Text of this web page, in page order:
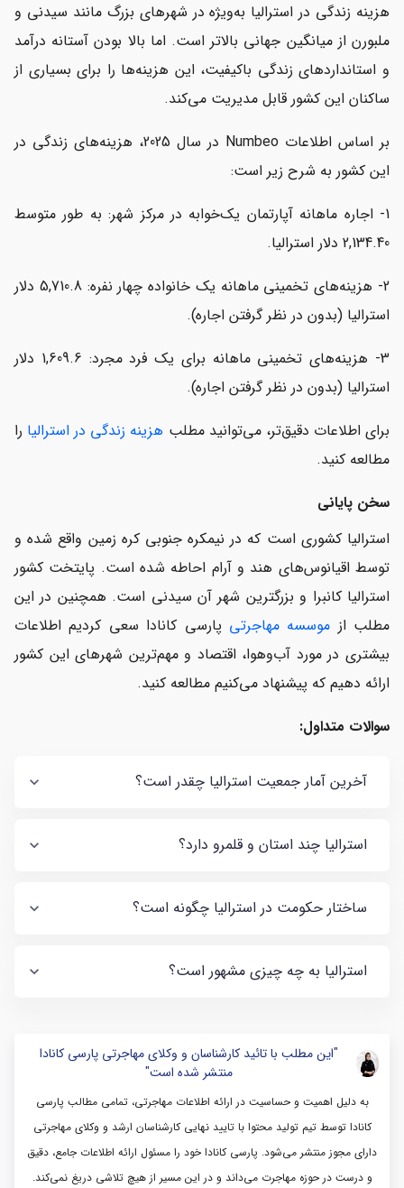
هزینه زندگی در استرالیا به‌ویژه در شهرهای بزرگ مانند سیدنی و
ملبورن از میانگین جهانی بالاتر است. اما بالا بودن آستانه درآمد
و استانداردهای زندگی باکیفیت، این هزینه‌ها را برای بسیاری از
ساکنان این کشور قابل مدیریت می‌کند.
بر اساس اطلاعات Numbeo در سال 2025، هزینه‌های زندگی در
این کشور به شرح زیر است:
1- اجاره ماهانه آپارتمان یک‌خوابه در مرکز شهر: به طور متوسط
2,134.40 دلار استرالیا.
2- هزینه‌های تخمینی ماهانه یک خانواده چهار نفره: 5,710.8 دلار
استرالیا (بدون در نظر گرفتن اجاره).
3- هزینه‌های تخمینی ماهانه برای یک فرد مجرد: 1,609.6 دلار
استرالیا (بدون در نظر گرفتن اجاره).
برای اطلاعات دقیق‌تر، می‌توانید مطلب هزینه زندگی در استرالیا را
مطالعه کنید.
سخن پایانی
استرالیا کشوری است که در نیمکره جنوبی کره زمین واقع شده و
توسط اقیانوس‌های هند و آرام احاطه شده است. پایتخت کشور
استرالیا کانبرا و بزرگترین شهر آن سیدنی است. همچنین در این
مطلب از موسسه مهاجرتی پارسی کانادا سعی کردیم اطلاعات
بیشتری در مورد آب‌وهوا، اقتصاد و مهم‌ترین شهرهای این کشور
ارائه دهیم که پیشنهاد می‌کنیم مطالعه کنید.
سوالات متداول:
آخرین آمار جمعیت استرالیا چقدر است؟
استرالیا چند استان و قلمرو دارد؟
ساختار حکومت در استرالیا چگونه است؟
استرالیا به چه چیزی مشهور است؟
"این مطلب با تائید کارشناسان و وکلای مهاجرتی پارسی کانادا
منتشر شده است"
به دلیل اهمیت و حساسیت در ارائه اطلاعات مهاجرتی، تمامی مطالب پارسی
کانادا توسط تیم تولید محتوا با تایید نهایی کارشناسان ارشد و وکلای مهاجرتی
دارای مجوز منتشر می‌شود. پارسی کانادا خود را مسئول ارائه اطلاعات جامع، دقیق
و درست در حوزه مهاجرت می‌داند و در این مسیر از هیچ تلاشی دریغ نمی‌کند.